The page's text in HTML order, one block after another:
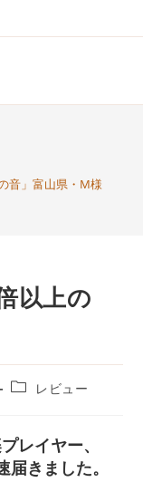
音」富山県・M様
以上の
投
テ
ゴ
リ
レビュー
レイヤー、
きました。